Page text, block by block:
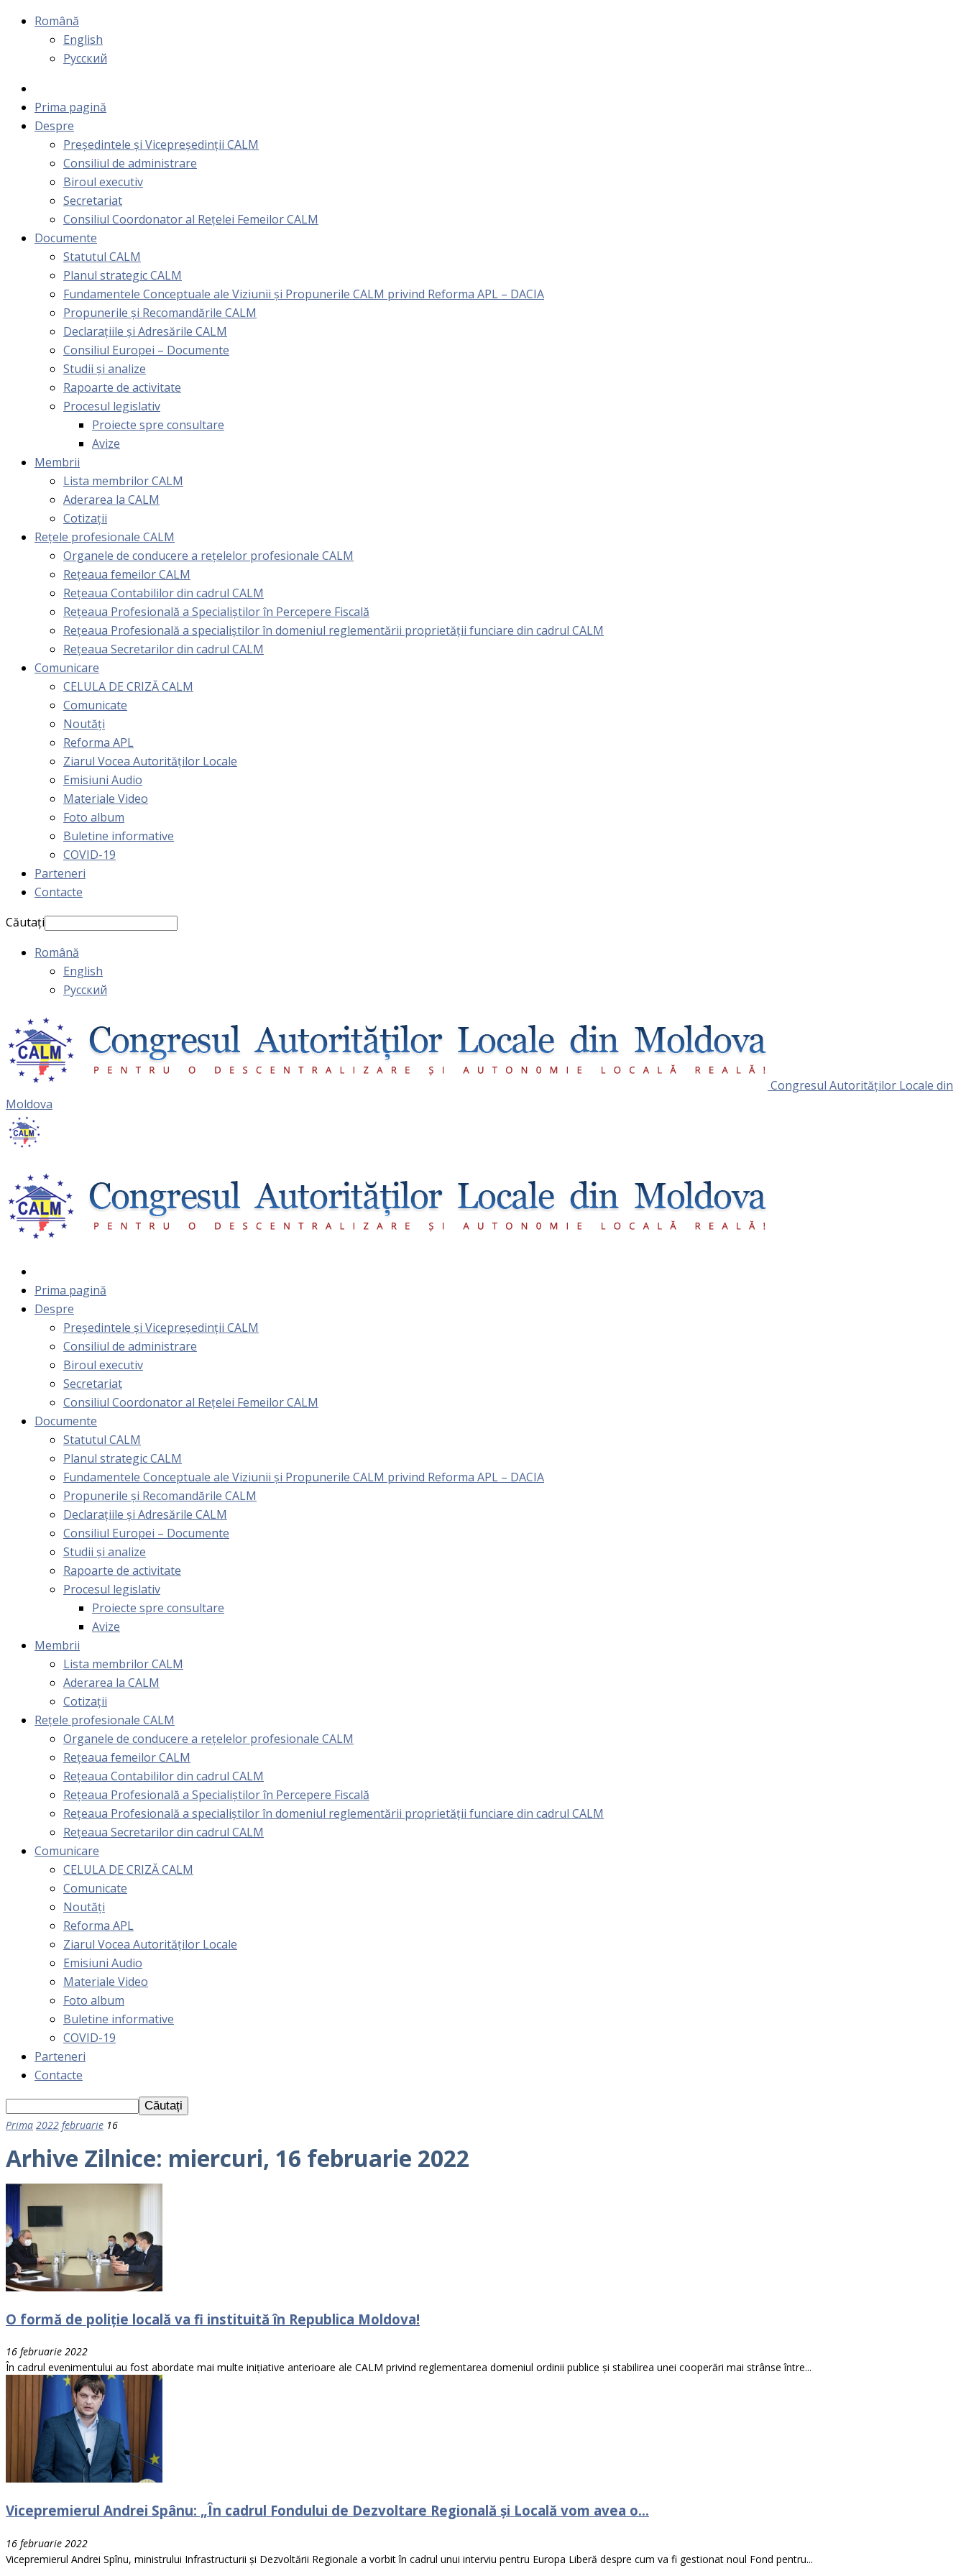
Română
English
Русский
Prima pagină
Despre
Președintele și Vicepreședinții CALM
Consiliul de administrare
Biroul executiv
Secretariat
Consiliul Coordonator al Rețelei Femeilor CALM
Documente
Statutul CALM
Planul strategic CALM
Fundamentele Conceptuale ale Viziunii și Propunerile CALM privind Reforma APL – DACIA
Propunerile și Recomandările CALM
Declarațiile și Adresările CALM
Consiliul Europei – Documente
Studii și analize
Rapoarte de activitate
Procesul legislativ
Proiecte spre consultare
Avize
Membrii
Lista membrilor CALM
Aderarea la CALM
Cotizaţii
Rețele profesionale CALM
Organele de conducere a rețelelor profesionale CALM
Rețeaua femeilor CALM
Rețeaua Contabililor din cadrul CALM
Rețeaua Profesională a Specialiștilor în Percepere Fiscală
Reţeaua Profesională a specialiştilor în domeniul reglementării proprietăţii funciare din cadrul CALM
Rețeaua Secretarilor din cadrul CALM
Comunicare
CELULA DE CRIZĂ CALM
Comunicate
Noutăți
Reforma APL
Ziarul Vocea Autorităților Locale
Emisiuni Audio
Materiale Video
Foto album
Buletine informative
COVID-19
Parteneri
Contacte
Căutați
Română
English
Русский
Congresul Autorităţilor Locale din
Moldova
Prima pagină
Despre
Președintele și Vicepreședinții CALM
Consiliul de administrare
Biroul executiv
Secretariat
Consiliul Coordonator al Rețelei Femeilor CALM
Documente
Statutul CALM
Planul strategic CALM
Fundamentele Conceptuale ale Viziunii și Propunerile CALM privind Reforma APL – DACIA
Propunerile și Recomandările CALM
Declarațiile și Adresările CALM
Consiliul Europei – Documente
Studii și analize
Rapoarte de activitate
Procesul legislativ
Proiecte spre consultare
Avize
Membrii
Lista membrilor CALM
Aderarea la CALM
Cotizaţii
Rețele profesionale CALM
Organele de conducere a rețelelor profesionale CALM
Rețeaua femeilor CALM
Rețeaua Contabililor din cadrul CALM
Rețeaua Profesională a Specialiștilor în Percepere Fiscală
Reţeaua Profesională a specialiştilor în domeniul reglementării proprietăţii funciare din cadrul CALM
Rețeaua Secretarilor din cadrul CALM
Comunicare
CELULA DE CRIZĂ CALM
Comunicate
Noutăți
Reforma APL
Ziarul Vocea Autorităților Locale
Emisiuni Audio
Materiale Video
Foto album
Buletine informative
COVID-19
Parteneri
Contacte
Prima 2022 februarie 16
Arhive Zilnice: miercuri, 16 februarie 2022
O formă de poliție locală va fi instituită în Republica Moldova!
16 februarie 2022
În cadrul evenimentului au fost abordate mai multe inițiative anterioare ale CALM privind reglementarea domeniul ordinii publice și stabilirea unei cooperări mai strânse între...
Vicepremierul Andrei Spânu: „În cadrul Fondului de Dezvoltare Regională și Locală vom avea o...
16 februarie 2022
Vicepremierul Andrei Spînu, ministrului Infrastructurii și Dezvoltării Regionale a vorbit în cadrul unui interviu pentru Europa Liberă despre cum va fi gestionat noul Fond pentru...